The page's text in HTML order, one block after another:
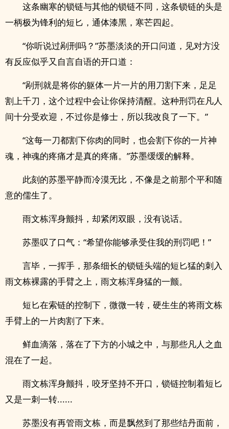
这条幽寒的锁链与其他的锁链不同，这条锁链的头是
一柄极为锋利的短匕，通体漆黑，寒芒四起。
“你听说过剐刑吗？”苏墨淡淡的开口问道，见对方没
有反应似乎又自言自语的开口道：
“剐刑就是将你的躯体一片一片的用刀割下来，足足
割上千刀，这个过程中会让你保持清醒。这种刑罚在凡人
间十分受欢迎，不过你是修士，所以我改良了一下。”
“这每一刀都割下你肉的同时，也会割下你的一片神
魂，神魂的疼痛才是真的疼痛。”苏墨缓缓的解释。
此刻的苏墨平静而冷漠无比，不像是之前那个平和随
意的儒生了。
雨文栋浑身颤抖，却紧闭双眼，没有说话。
苏墨叹了口气：“希望你能够承受住我的刑罚吧！”
言毕，一挥手，那条细长的锁链头端的短匕猛的刺入
雨文栋裸露的手臂之上，雨文栋浑身猛的一颤。
短匕在索链的控制下，微微一转，硬生生的将雨文栋
手臂上的一片肉割了下来。
鲜血滴落，落在了下方的小城之中，与那些凡人之血
混在了一起。
雨文栋浑身颤抖，咬牙坚持不开口，锁链控制着短匕
又是一刺一转......
苏墨没有再管雨文栋，而是飘然到了那些结丹面前，